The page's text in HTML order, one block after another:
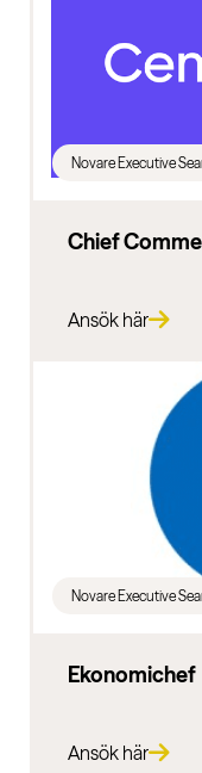
Novare Executive
Chief
Ansök här
Novare Executive
Ekonomichef
Ansök här